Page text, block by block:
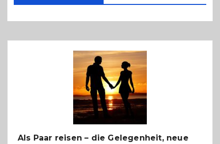
Als Paar reisen – die Gelegenheit, neue